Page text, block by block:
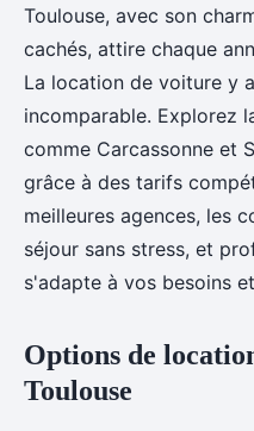
Découvrez la
à toulouse :
économies
Pauline•30 décembre 2024 •
Toulouse, avec son
cachés, attire chaque
La location de voiture y
incomparable. Explorez
comme Carcassonne et
grâce à des tarifs
meilleures agences, les
séjour sans stress, et
s'adapte à vos besoins
Options de
Toulouse